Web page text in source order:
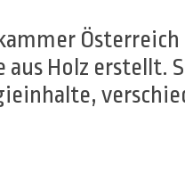
aus Holz erstellt.